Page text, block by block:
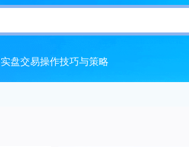
实盘交易操作技巧与策略